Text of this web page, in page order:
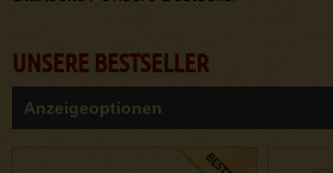
UNSERE BESTSELLER
Anzeigeoptionen